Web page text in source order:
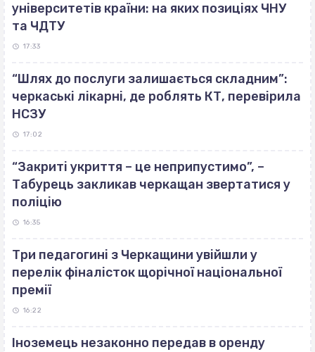
університетів країни: на яких позиціях ЧНУ
та ЧДТУ
17:33
“Шлях до послуги залишається складним”:
черкаські лікарні, де роблять КТ, перевірила
НСЗУ
17:02
“Закриті укриття – це неприпустимо”, –
Табурець закликав черкащан звертатися у
поліцію
16:35
Три педагогині з Черкащини увійшли у
перелік фіналісток щорічної національної
премії
16:22
Іноземець незаконно передав в оренду